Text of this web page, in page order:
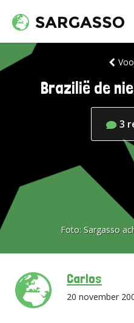
Brazilië de
3
Foto: Sargasso
Carlos
20 november